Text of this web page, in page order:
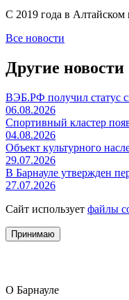
С 2019 года в Алтайском
Все новости
Другие новости
ВЭБ.РФ получил статус
06.08.2026
Спортивный кластер
04.08.2026
Объект культурного
29.07.2026
В Барнауле утвержден
27.07.2026
Сайт использует файлы
Принимаю
О Барнауле